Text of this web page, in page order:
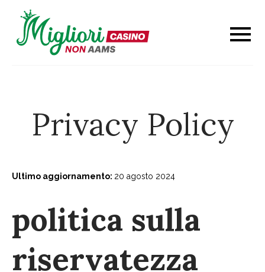
content
Privacy Policy
Ultimo aggiornamento: 20 agosto 2024
politica sulla
riservatezza